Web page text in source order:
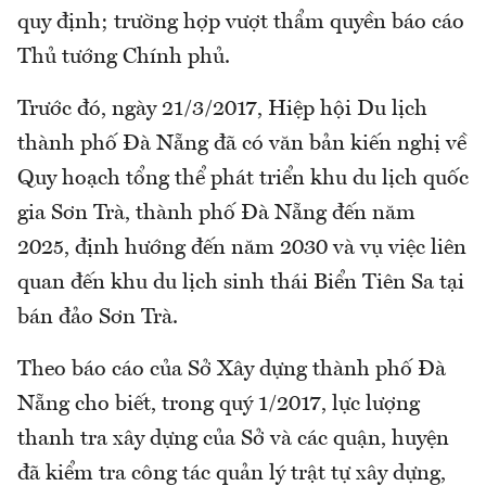
quy định; trường hợp vượt thẩm quyền báo cáo
Thủ tướng Chính phủ.
Trước đó, ngày 21/3/2017, Hiệp hội Du lịch
thành phố Đà Nẵng đã có văn bản kiến nghị về
Quy hoạch tổng thể phát triển khu du lịch quốc
gia Sơn Trà, thành phố Đà Nẵng đến năm
2025, định hướng đến năm 2030 và vụ việc liên
quan đến khu du lịch sinh thái Biển Tiên Sa tại
bán đảo Sơn Trà.
Theo báo cáo của Sở Xây dựng thành phố Đà
Nẵng cho biết, trong quý 1/2017, lực lượng
thanh tra xây dựng của Sở và các quận, huyện
đã kiểm tra công tác quản lý trật tự xây dựng,